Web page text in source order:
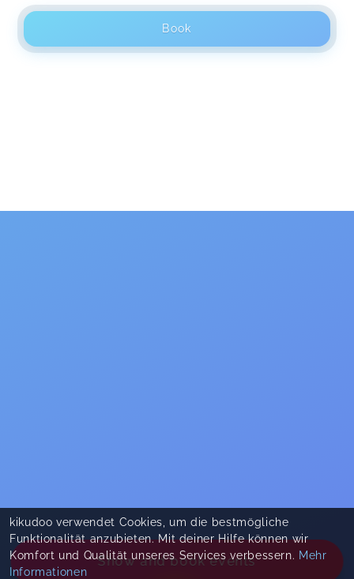
Book
Show and book events
kikudoo verwendet Cookies, um die bestmögliche
Funktionalität anzubieten. Mit deiner Hilfe können wir
Komfort und Qualität unseres Services verbessern. Mehr
Informationen